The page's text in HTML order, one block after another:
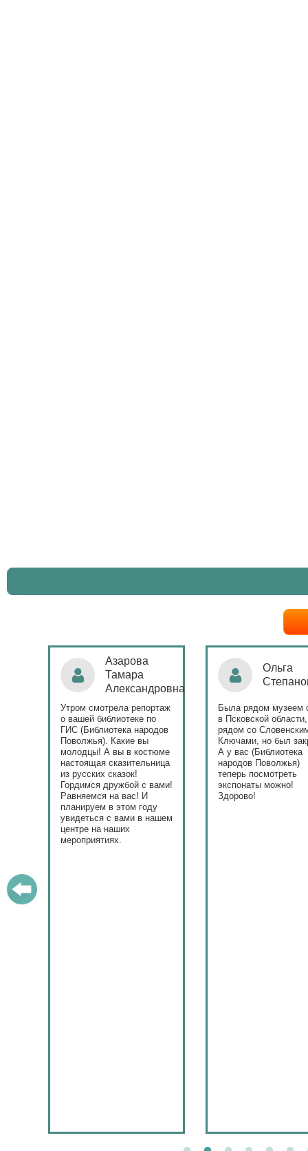
Ольга
Степанова
Была рядом музеем сето
в Псковской области,
рядом со Словенскими
Ключами, но был закрыт.
А у вас (Библиотека
народов Поволжья)
теперь посмотреть
экспонаты можно!
Здорово!
Наталья
Поздравляю
народов Поволжья с
уникальным стартом
тематического года!
и остальные
приносят людям